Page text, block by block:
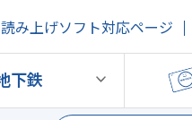
み上げソフト対応ページ
下鉄